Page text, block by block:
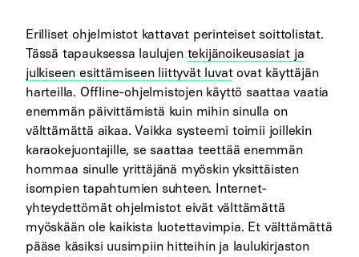
Erilliset ohjelmistot kattavat perinteiset soittolistat.
Tässä tapauksessa laulujen tekijänoikeusasiat ja
julkiseen esittämiseen liittyvät luvatovat käyttäjän
harteilla. Offline-ohjelmistojen käyttö saattaa vaatia
enemmän päivittämistä kuin mihin sinulla on
välttämättä aikaa. Vaikka systeemi toimii joillekin
karaokejuontajille, se saattaa teettää enemmän
hommaa sinulle yrittäjänä myöskin yksittäisten
isompien tapahtumien suhteen. Internet-
yhteydettömät ohjelmistot eivät välttämättä
myöskään ole kaikista luotettavimpia. Et välttämättä
pääse käsiksi uusimpiin hitteihin ja laulukirjaston